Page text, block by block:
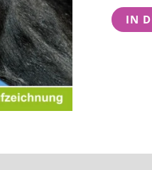
Kurs
IN